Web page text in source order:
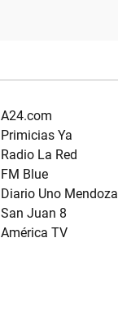
A24.com
Primicias Ya
Radio La Red
FM Blue
Diario Uno Mendoza
San Juan 8
América TV